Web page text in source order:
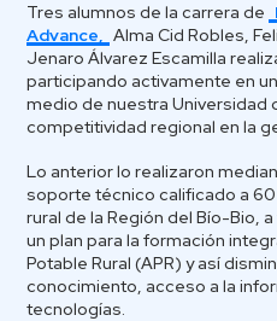
Tres alumnos de la carrera de
Advance, Alma Cid Robles,
Jenaro Álvarez Escamilla
participando activamente en
medio de nuestra Universidad
competitividad regional en la
Lo anterior lo realizaron
soporte técnico calificado a
rural de la Región del Bío-Bio,
un plan para la formación
Potable Rural (APR) y así
conocimiento, acceso a la
tecnologías.